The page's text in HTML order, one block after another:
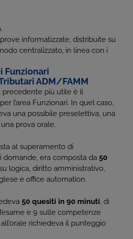
informatizzate, distribuite su
centralizzato, in linea con i
Funzionari
ADM/FAMM
precedente più utile è il
l’area Funzionari. In quel caso,
una possibile preselettiva, una
prova orale.
al superamento di
era composta da 50
logica, diritto amministrativo,
e office automation.
50 quesiti in 90 minuti, di
e 9 sulle competenze
all’orale richiedeva il punteggio